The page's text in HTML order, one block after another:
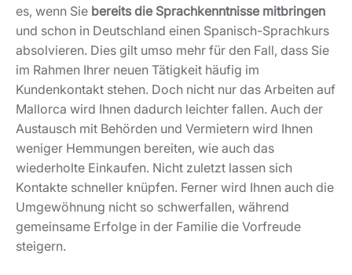
es, wenn Sie bereits die Sprachkenntnisse mitbringen
und schon in Deutschland einen Spanisch-Sprachkurs
absolvieren. Dies gilt umso mehr für den Fall, dass Sie
im Rahmen Ihrer neuen Tätigkeit häufig im
Kundenkontakt stehen. Doch nicht nur das Arbeiten auf
Mallorca wird Ihnen dadurch leichter fallen. Auch der
Austausch mit Behörden und Vermietern wird Ihnen
weniger Hemmungen bereiten, wie auch das
wiederholte Einkaufen. Nicht zuletzt lassen sich
Kontakte schneller knüpfen. Ferner wird Ihnen auch die
Umgewöhnung nicht so schwerfallen, während
gemeinsame Erfolge in der Familie die Vorfreude
steigern.